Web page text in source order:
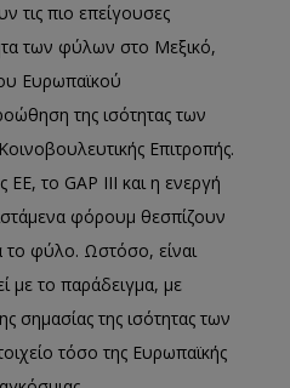
τις πιο επείγουσες
των φύλων στο Μεξικό,
Ευρωπαϊκού
της ισότητας των
Επιτροπής.
ΕΕ, το GAP III και η ενεργή
φόρουμ θεσπίζουν
το φύλο. Ωστόσο, είναι
με το παράδειγμα, με
σημασίας της ισότητας των
τόσο της Ευρωπαϊκής